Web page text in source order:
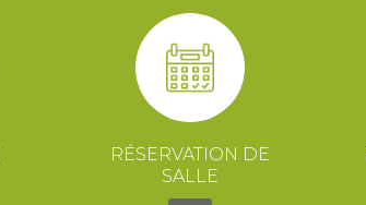
RÉSERVATION DE
SALLE